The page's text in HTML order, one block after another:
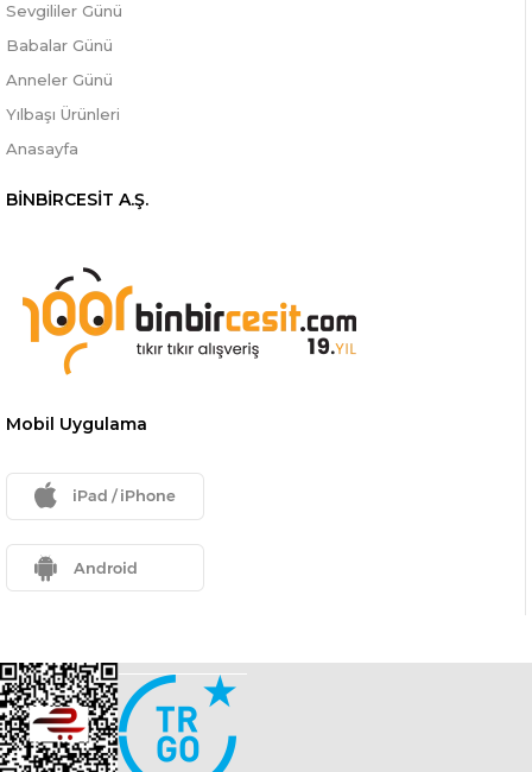
Sevgililer Günü
Babalar Günü
Anneler Günü
Yılbaşı Ürünleri
Anasayfa
BİNBİRCESİT A.Ş.
Mobil Uygulama